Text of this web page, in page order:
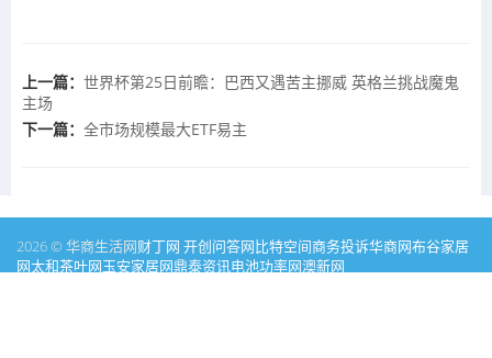
上一篇： 世界杯第25日前瞻：巴西又遇苦主挪威 英格兰挑战魔鬼
主场
下一篇： 全市场规模最大ETF易主
2026 © 华商生活网财丁网 开创问答网比特空间商务投诉华商网布谷家居
网太和茶叶网玉安家居网鼎泰资讯电池功率网澳新网